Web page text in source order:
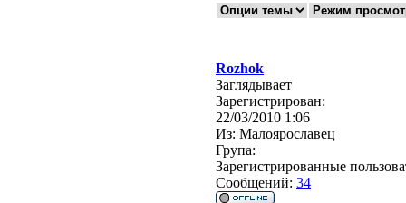
Rozhok
Заглядывает
Зарегистрирован:
22/03/2010 1:06
Из: Малоярославец
Група:
Зарегистрированные
Сообщений: 34